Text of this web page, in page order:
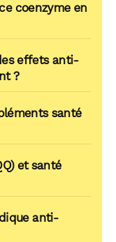
coenzyme en
effets anti-
?
santé
et santé
anti-